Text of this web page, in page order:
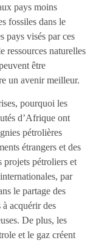
pays moins
fossiles dans le
pays visés par ces
ressources naturelles
être
un avenir meilleur.
pourquoi les
d’Afrique ont
pétrolières
étrangers et des
projets pétroliers et
par
le partage des
acquérir des
De plus, les
et le gaz créent